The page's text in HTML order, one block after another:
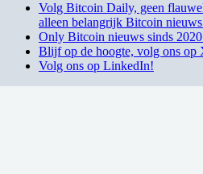
Volg Bitcoin Daily, geen
alleen belangrijk Bitcoin
Only Bitcoin nieuws sinds 2020
Blijf op de hoogte, volg ons op
Volg ons op LinkedIn!